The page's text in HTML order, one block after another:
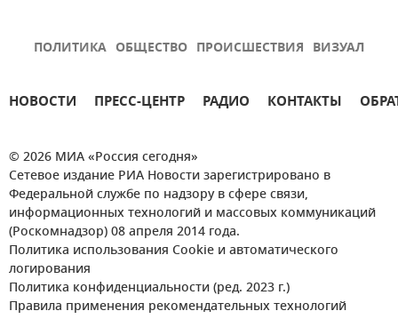
ПОЛИТИКА ОБЩЕСТВО ПРОИСШЕСТВИЯ ВИЗУАЛ
НОВОСТИ ПРЕСС-ЦЕНТР РАДИО КОНТАКТЫ
© 2026 МИА «Россия сегодня»
Сетевое издание РИА Новости зарегистрировано в
Федеральной службе по надзору в сфере связи,
информационных технологий и массовых коммуникаций
(Роскомнадзор) 08 апреля 2014 года.
Политика использования Cookie и автоматического
логирования
Политика конфиденциальности (ред. 2023 г.)
Правила применения рекомендательных технологий